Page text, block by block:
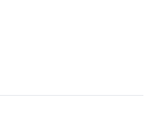
e sem medo